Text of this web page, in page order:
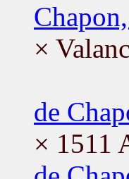
×
de
× 1511